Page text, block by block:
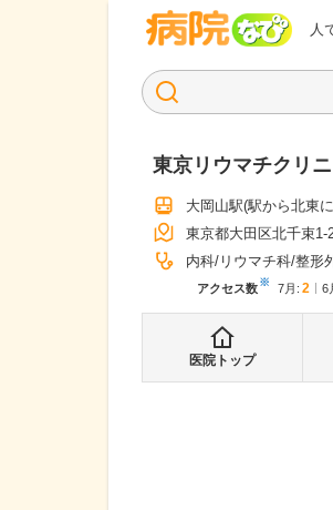
人
病院
東京リウマチクリ
大岡山駅(駅から北東
東京都大田区北千束1-
内科 リウマチ科 整形
アクセス数※ 7月 : 2 6
医院トップ